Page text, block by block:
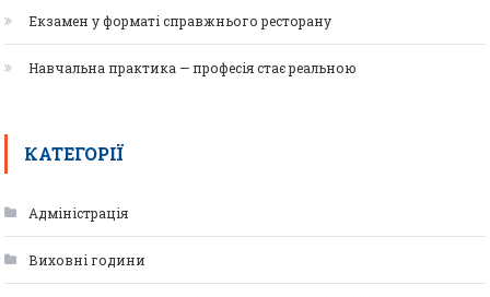
Екзамен у форматі справжнього ресторану
Навчальна практика — професія стає реальною
КАТЕГОРІЇ
Адміністрація
Виховні години